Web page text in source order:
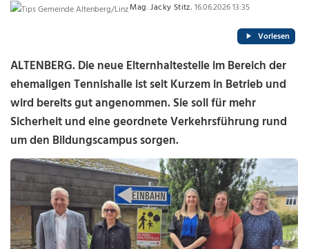
Mag. Jacky Stitz, 16.06.2026 13:35
Vorlesen
ALTENBERG. Die neue Elternhaltestelle im Bereich der
ehemaligen Tennishalle ist seit Kurzem in Betrieb und
wird bereits gut angenommen. Sie soll für mehr
Sicherheit und eine geordnete Verkehrsführung rund
um den Bildungscampus sorgen.